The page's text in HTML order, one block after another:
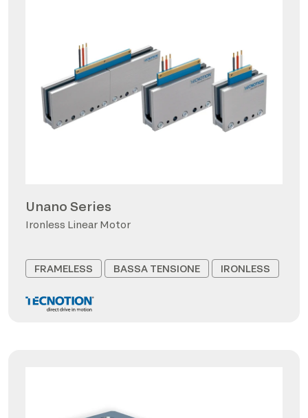
Unano Series
Ironless Linear Motor
FRAMELESS BASSA TENSIONE IRONLESS